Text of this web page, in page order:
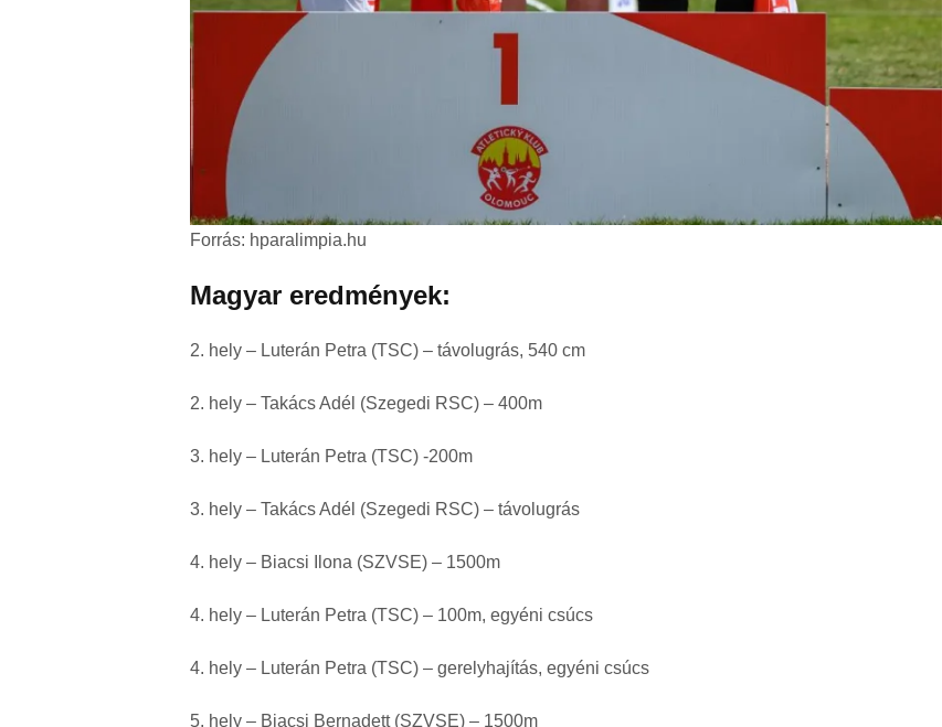
Forrás: hparalimpia.hu
Magyar eredmények:
2. hely – Luterán Petra (TSC) – távolugrás, 540 cm
2. hely – Takács Adél (Szegedi RSC) – 400m
3. hely – Luterán Petra (TSC) -200m
3. hely – Takács Adél (Szegedi RSC) – távolugrás
4. hely – Biacsi Ilona (SZVSE) – 1500m
4. hely – Luterán Petra (TSC) – 100m, egyéni csúcs
4. hely – Luterán Petra (TSC) – gerelyhajítás, egyéni csúcs
5. hely – Biacsi Bernadett (SZVSE) – 1500m